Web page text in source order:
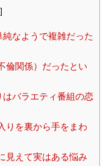
]
なようで複雑だった
倫関係）だったとい
バラエティ番組の恋
りを裏から手をまわ
見えて実はある悩み